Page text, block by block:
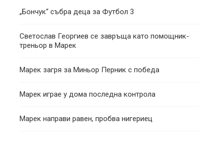
„Бончук“ събра деца за Футбол 3
Светослав Георгиев се завръща като помощник-
треньор в Марек
Марек загря за Миньор Перник с победа
Марек играе у дома последна контрола
Марек направи равен, пробва нигериец